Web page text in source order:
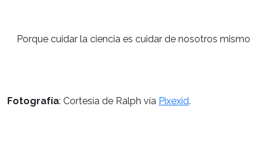
Porque cuidar la ciencia es cuidar de nosotros mismo
Fotografía: Cortesía de Ralph vía Pixexid.